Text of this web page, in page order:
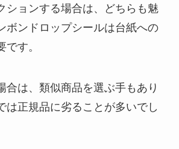
ションする場合は、どちらも魅
ボンドロップシールは台紙への
す。
合は、類似商品を選ぶ手もあり
は正規品に劣ることが多いでし